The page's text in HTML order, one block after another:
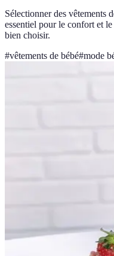
Sélectionner des vêtements
essentiel pour le confort et
bien choisir.
#vêtements de bébé#mode